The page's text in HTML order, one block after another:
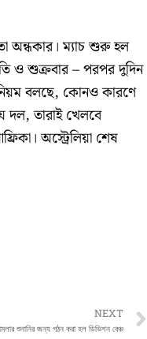
অন্ধকার। ম্যাচ শুরু হল
ও শুক্রবার – পরপর দুদিন
বলছে, কোনও কারণে
দল, তারাই খেলবে
অস্ট্রেলিয়া শেষ
NEXT
শুনানির জন্য গঠন করা হল ডিভিশন বেঞ্চ